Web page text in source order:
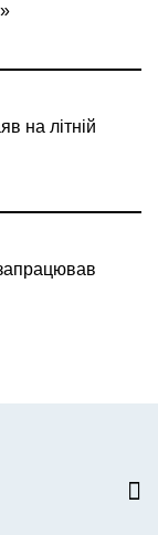
на літній